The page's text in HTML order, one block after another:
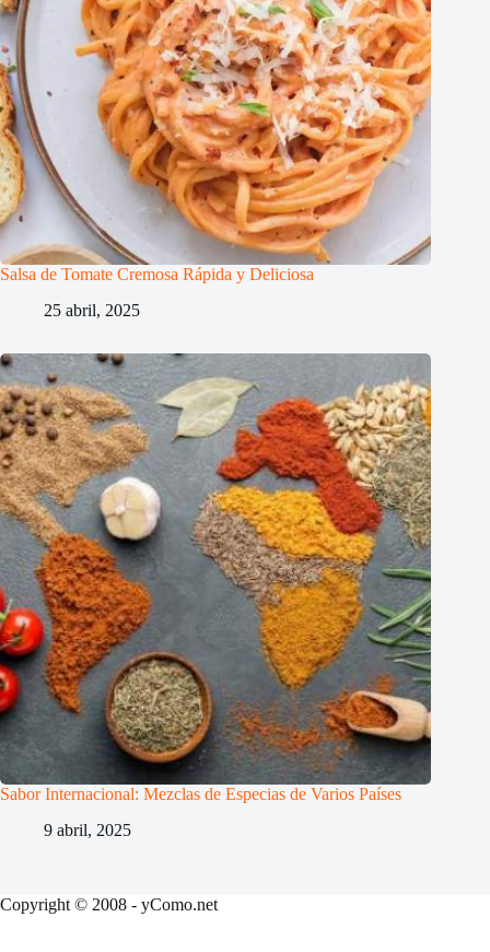
Salsa de Tomate Cremosa Rápida y Deliciosa
25 abril, 2025
Sabor Internacional: Mezclas de Especias de Varios Países
9 abril, 2025
Copyright © 2008 - yComo.net